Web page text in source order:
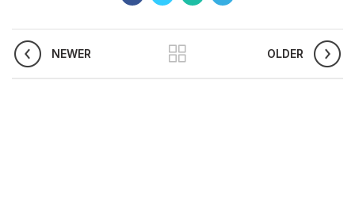
NEWER OLDER